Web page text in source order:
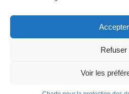
Accepter
Refuser
Voir les
© ALL RIGHTS RESERVED.